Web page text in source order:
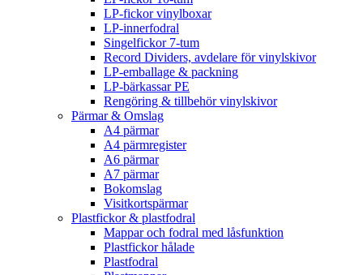
LP-fickor vinylboxar
LP-innerfodral
Singelfickor 7-tum
Record Dividers, avdelare för vinylskivor
LP-emballage & packning
LP-bärkassar PE
Rengöring & tillbehör vinylskivor
Pärmar & Omslag
A4 pärmar
A4 pärmregister
A6 pärmar
A7 pärmar
Bokomslag
Visitkortspärmar
Plastfickor & plastfodral
Mappar och fodral med låsfunktion
Plastfickor hålade
Plastfodral